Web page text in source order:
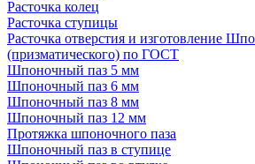
Расточка колец
Расточка ступицы
Расточка отверстия и изготовление
(призматического) по ГОСТ
Шпоночный паз 5 мм
Шпоночный паз 6 мм
Шпоночный паз 8 мм
Шпоночный паз 12 мм
Протяжка шпоночного паза
Шпоночный паз в ступице